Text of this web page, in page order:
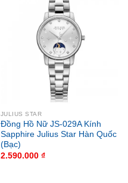
JULIUS STAR
Đồng Hồ Nữ JS-029A Kính
Sapphire Julius Star Hàn Quốc
(Bạc)
2.590.000 ₫